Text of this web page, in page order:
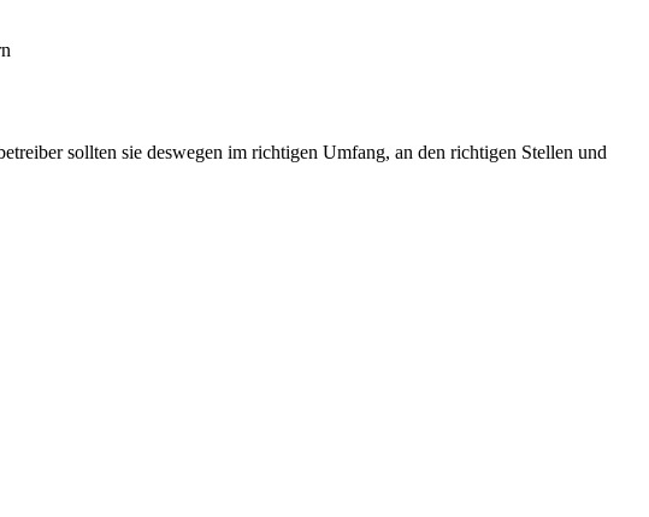
sollten sie deswegen im richtigen Umfang, an den richtigen Stellen und